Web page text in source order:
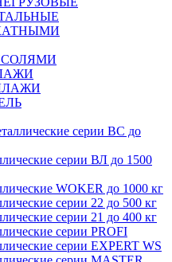
серии ВС до
серии ВЛ до 1500
WOKER до 1000 кг
серии 22 до 500 кг
серии 21 до 400 кг
серии PROFI
серии EXPERT WS